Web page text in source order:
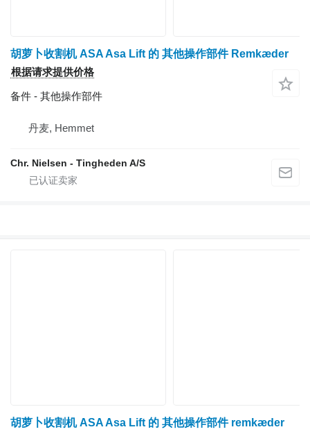
胡萝卜收割机 ASA Asa Lift 的 其他操作部件 Remkæder
根据请求提供价格
备件 - 其他操作部件
丹麦, Hemmet
Chr. Nielsen - Tingheden A/S
胡萝卜收割机 ASA Asa Lift 的 其他操作部件 remkæder